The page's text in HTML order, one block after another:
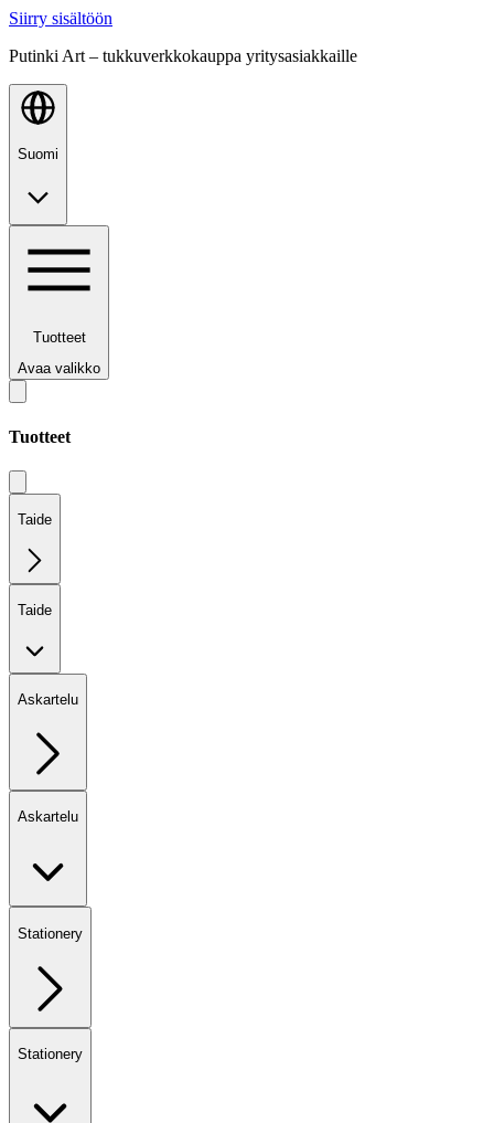
Siirry sisältöön
Putinki Art – tukkuverkkokauppa yritysasiakkaille
Suomi
Tuotteet
Avaa valikko
Tuotteet
Taide
Taide
Askartelu
Askartelu
Stationery
Stationery